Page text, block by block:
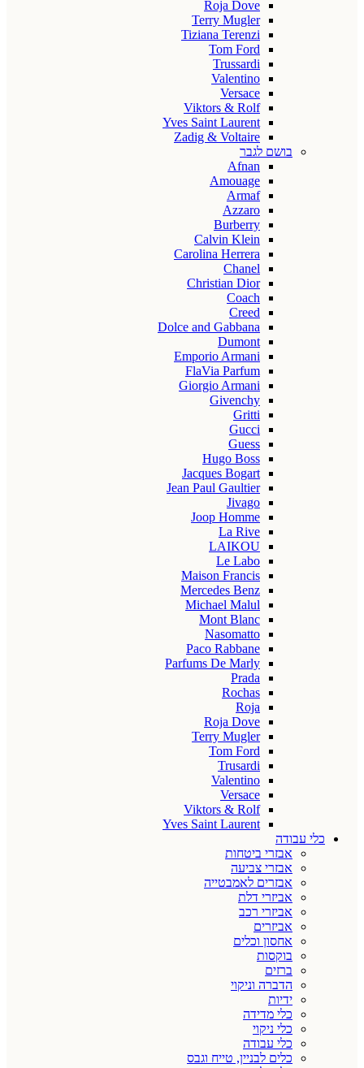
Roja Dove
Terry Mugler
Tiziana Terenzi
Tom Ford
Trussardi
Valentino
Versace
Viktors & Rolf
Yves Saint Laurent
Zadig & Voltaire
בושם לגבר
Afnan
Amouage
Armaf
Azzaro
Burberry
Calvin Klein
Carolina Herrera
Chanel
Christian Dior
Coach
Creed
Dolce and Gabbana
Dumont
Emporio Armani
FlaVia Parfum
Giorgio Armani
Givenchy
Gritti
Gucci
Guess
Hugo Boss
Jacques Bogart
Jean Paul Gaultier
Jivago
Joop Homme
La Rive
LAIKOU
Le Labo
Maison Francis
Mercedes Benz
Michael Malul
Mont Blanc
Nasomatto
Paco Rabbane
Parfums De Marly
Prada
Rochas
Roja
Roja Dove
Terry Mugler
Tom Ford
Trusardi
Valentino
Versace
Viktors & Rolf
Yves Saint Laurent
כלי עבודה
אבזרי ביטחות
אבזרי צביעה
אבזרים לאמבטייה
אביזרי דלת
אביזרי רכב
אביזרים
אחסון וכלים
בוקסות
ברזים
הדברה וניקוי
ידיות
כלי מדידה
כלי ניקוי
כלי עבודה
כלים לבניין, טייח וגבס